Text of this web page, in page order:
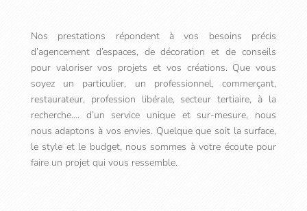
Nos prestations répondent à vos besoins précis
d’agencement d’espaces, de décoration et de conseils
pour valoriser vos projets et vos créations. Que vous
soyez un particulier, un professionnel, commerçant,
restaurateur, profession libérale, secteur tertiaire, à la
recherche…. d’un service unique et sur-mesure, nous
nous adaptons à vos envies. Quelque que soit la surface,
le style et le budget, nous sommes à votre écoute pour
faire un projet qui vous ressemble.